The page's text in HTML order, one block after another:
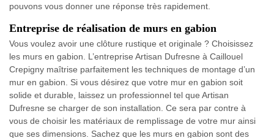
pouvons vous donner une réponse très rapidement.
Entreprise de réalisation de murs en gabion
Vous voulez avoir une clôture rustique et originale ? Choisissez
les murs en gabion. L’entreprise Artisan Dufresne à Caillouel
Crepigny maîtrise parfaitement les techniques de montage d’un
mur en gabion. Si vous désirez que votre mur en gabion soit
solide et durable, laissez un professionnel tel que Artisan
Dufresne se charger de son installation. Ce sera par contre à
vous de choisir les matériaux de remplissage de votre mur ainsi
que ses dimensions. Sachez que les murs en gabion sont des